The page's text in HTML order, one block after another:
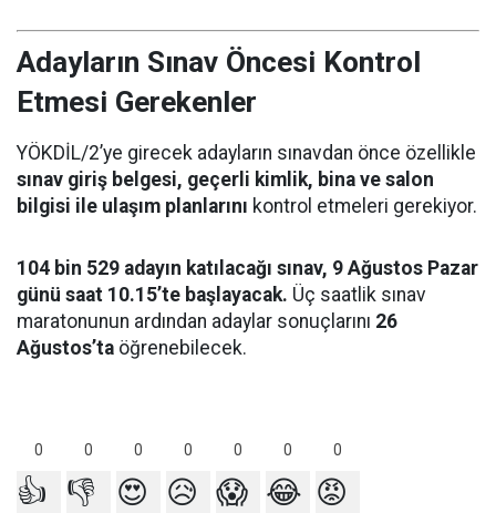
Adayların Sınav Öncesi Kontrol
Etmesi Gerekenler
YÖKDİL/2’ye girecek adayların sınavdan önce özellikle
sınav giriş belgesi, geçerli kimlik, bina ve salon
bilgisi ile ulaşım planlarını kontrol etmeleri gerekiyor.
104 bin 529 adayın katılacağı sınav, 9 Ağustos Pazar
günü saat 10.15’te başlayacak. Üç saatlik sınav
maratonunun ardından adaylar sonuçlarını 26
Ağustos’ta öğrenebilecek.
0 0 0 0 0 0 0
👍 👎 😍 😥 😱 😂 😡